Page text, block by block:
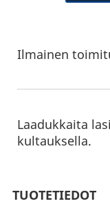
Ilmainen
Laadukkaita
kultauksella.
TUOTETIEDOT